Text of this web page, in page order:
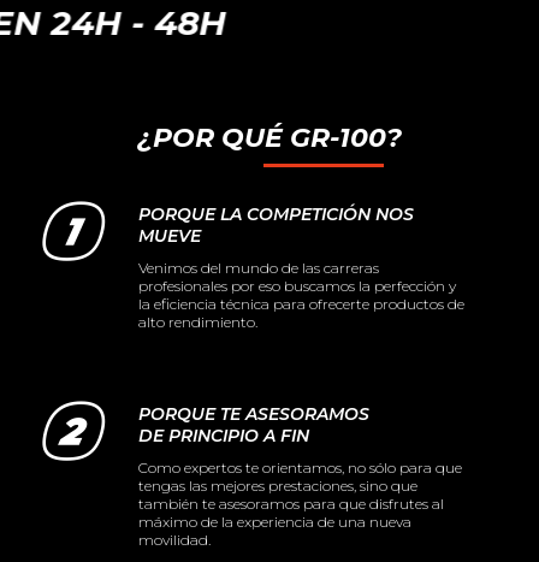
48H
¿POR QUÉ GR-100?
PORQUE LA COMPETICIÓN NOS
MUEVE
Venimos del mundo de las carreras
profesionales por eso buscamos la perfección y
la eficiencia técnica para ofrecerte productos de
alto rendimiento.
PORQUE TE ASESORAMOS
DE PRINCIPIO A FIN
Como expertos te orientamos, no sólo para que
tengas las mejores prestaciones, sino que
también te asesoramos para que disfrutes al
máximo de la experiencia de una nueva
movilidad.